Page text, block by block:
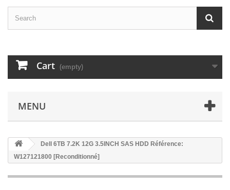
Cart (empty)
MENU
Dell 6TB 7.2K 12G 3.5INCH SAS HDD Référence:
W127121800 [Reconditionné]